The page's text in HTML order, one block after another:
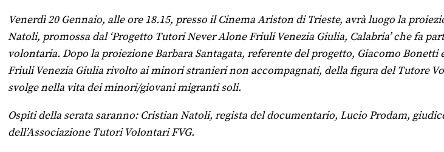
Venerdì 20 Gennaio, alle ore 18.15, presso il Cinema Ariston di Trieste, avrà luogo la
Natoli, promossa dal ‘Progetto Tutori Never Alone Friuli Venezia Giulia, Calabria’ che fa
volontaria. Dopo la proiezione Barbara Santagata, referente del progetto, Giacomo
Friuli Venezia Giulia rivolto ai minori stranieri non accompagnati, della figura del Tutore
svolge nella vita dei minori/giovani migranti soli.
Ospiti della serata saranno: Cristian Natoli, regista del documentario, Lucio Prodam,
dell’Associazione Tutori Volontari FVG.